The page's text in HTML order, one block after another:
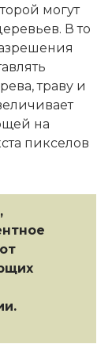
могут
В то
траву и
на
пикселов